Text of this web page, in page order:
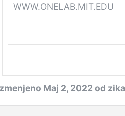
WWW.ONELAB.MIT.EDU
Maj 2, 2022 od zika